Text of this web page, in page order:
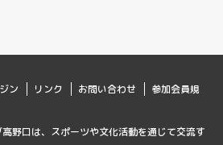
ン リンク お問い合わせ
参加会員規
野口は、スポーツや文化活動を通じて交流す